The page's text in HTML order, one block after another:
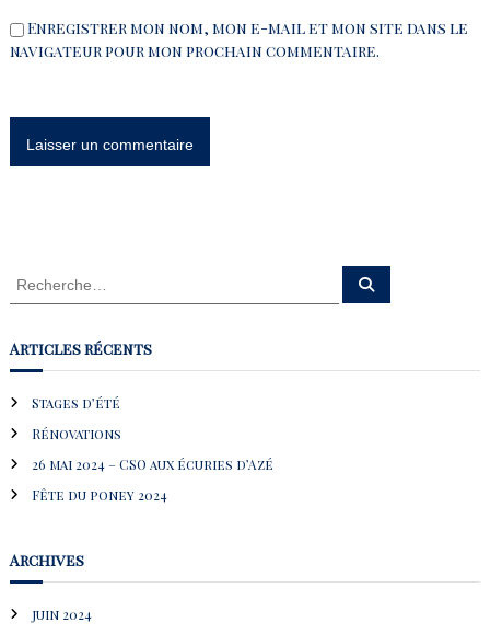
i
l
e
Enregistrer mon nom, mon e-mail et mon site dans le
navigateur pour mon prochain commentaire.
R
e
h
e
c
h
e
:
R
c
Articles récents
Stages d’été
Rénovations
26 mai 2024 – CSO aux écuries d’Azé
Fête du poney 2024
Archives
juin 2024